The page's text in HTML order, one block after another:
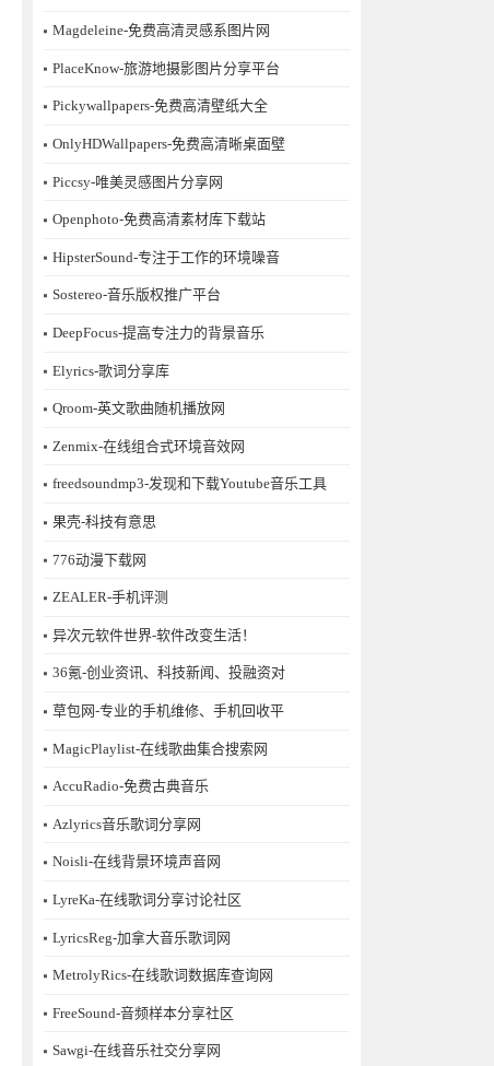
Magdeleine-免费高清灵感系图片网
PlaceKnow-旅游地摄影图片分享平台
Pickywallpapers-免费高清壁纸大全
OnlyHDWallpapers-免费高清晰桌面壁
Piccsy-唯美灵感图片分享网
Openphoto-免费高清素材库下载站
HipsterSound-专注于工作的环境噪音
Sostereo-音乐版权推广平台
DeepFocus-提高专注力的背景音乐
Elyrics-歌词分享库
Qroom-英文歌曲随机播放网
Zenmix-在线组合式环境音效网
freedsoundmp3-发现和下载Youtube音乐工具
果壳-科技有意思
776动漫下载网
ZEALER-手机评测
异次元软件世界-软件改变生活！
36氪-创业资讯、科技新闻、投融资对
草包网-专业的手机维修、手机回收平
MagicPlaylist-在线歌曲集合搜索网
AccuRadio-免费古典音乐
Azlyrics音乐歌词分享网
Noisli-在线背景环境声音网
LyreKa-在线歌词分享讨论社区
LyricsReg-加拿大音乐歌词网
MetrolyRics-在线歌词数据库查询网
FreeSound-音频样本分享社区
Sawgi-在线音乐社交分享网